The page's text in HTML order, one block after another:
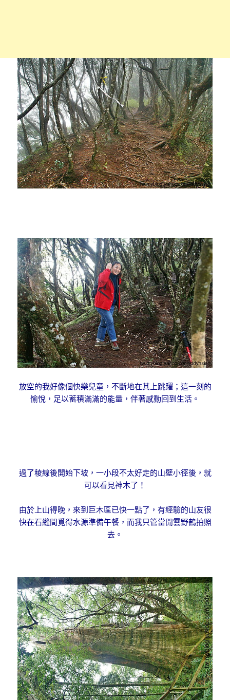
放空的我好像個快樂兒童，不斷地在其上跳躍；這一刻的
愉悅，足以蓄積滿滿的能量，伴著感動回到生活。
過了稜線後開始下坡，一小段不太好走的山壁小徑後，就
可以看見神木了！
由於上山得晚，來到巨木區已快一點了，有經驗的山友很
快在石縫間覓得水源準備午餐，而我只管當閒雲野鶴拍照
去。